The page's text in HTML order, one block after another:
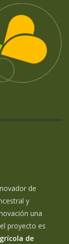
de
y
una
proyecto es
de